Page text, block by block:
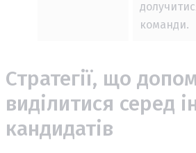
команди.
Стратегії, що
виділитися серед
кандидатів